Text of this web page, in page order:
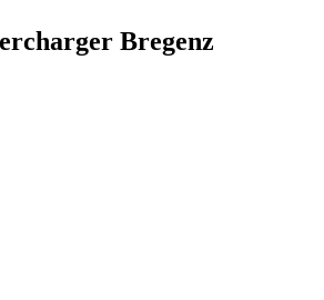
Bregenz